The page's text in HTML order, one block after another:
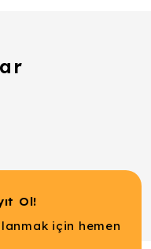
Ol!
için hemen